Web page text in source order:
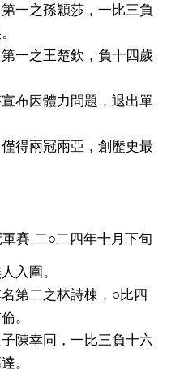
一之孫穎莎，一比三負
一之王楚欽，負十四歲
布因體力問題，退出單
得兩冠兩亞，創歷史最
賽 二○二四年十月下旬
入圍。
第二之林詩棟，○比四
。
陳幸同，一比三負十六
。